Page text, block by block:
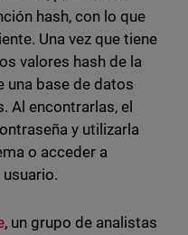
hash, con lo que
Una vez que tiene
valores hash de la
una base de datos
Al encontrarlas, el
y utilizarla
o acceder a
, un grupo de analistas